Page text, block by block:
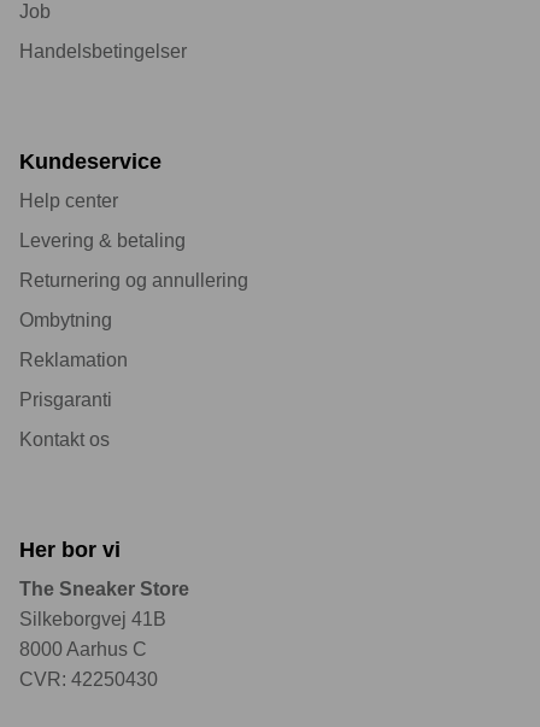
Job
Handelsbetingelser
Kundeservice
Help center
Levering & betaling
Returnering og annullering
Ombytning
Reklamation
Prisgaranti
Kontakt os
Her bor vi
The Sneaker Store
Silkeborgvej 41B
8000 Aarhus C
CVR: 42250430